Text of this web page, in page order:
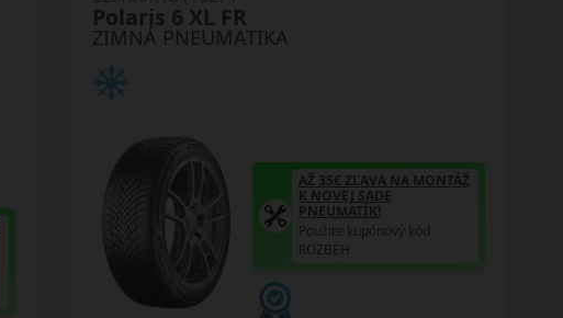
ZIMNÁ PNEUMATIKA
Powergy 2 Winter XL
AŽ 35€ ZĽAVA NA MONTÁŽ
K NOVEJ SADE
PNEUMATÍK!